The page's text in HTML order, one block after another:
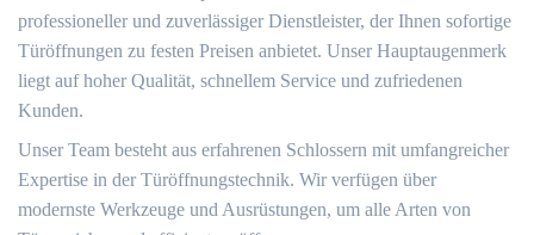
professioneller und zuverlässiger Dienstleister, der Ihnen sofortige
Türöffnungen zu festen Preisen anbietet.​ Unser Hauptaugenmerk
liegt auf hoher Qualität, schnellem Service und zufriedenen
Kunden.​
Unser Team besteht aus erfahrenen Schlossern mit umfangreicher
Expertise in der Türöffnungstechnik. Wir verfügen über
modernste Werkzeuge und Ausrüstungen, um alle Arten von